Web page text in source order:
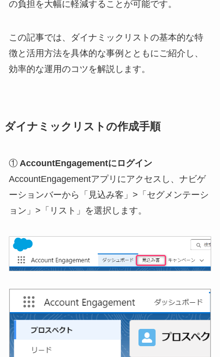
の負担を大幅に軽減することが可能です。
この記事では、ダイナミックリストの基本的な特
徴と活用方法を具体的な事例とともにご紹介し、
効率的な運用のコツを解説します。
ダイナミックリストの作成手順
①AccountEngagementにログイン
AccountEngagementアプリにアクセスし、ナビゲ
ーションバーから「見込み客」>「セグメンテーシ
ョン」>「リスト」を選択します。